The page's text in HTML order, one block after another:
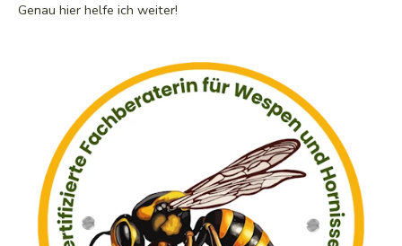
Genau hier helfe ich weiter!